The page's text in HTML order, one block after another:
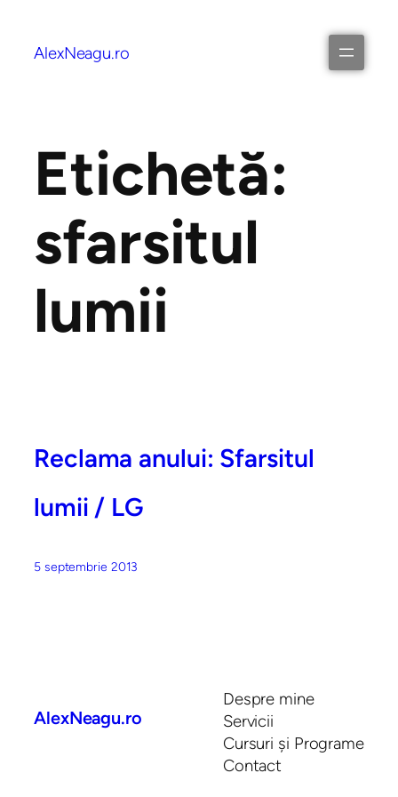
AlexNeagu.ro
Etichetă:
sfarsitul
lumii
Reclama anului: Sfarsitul
lumii / LG
5 septembrie 2013
AlexNeagu.ro
Despre mine
Servicii
Cursuri și Programe
Contact